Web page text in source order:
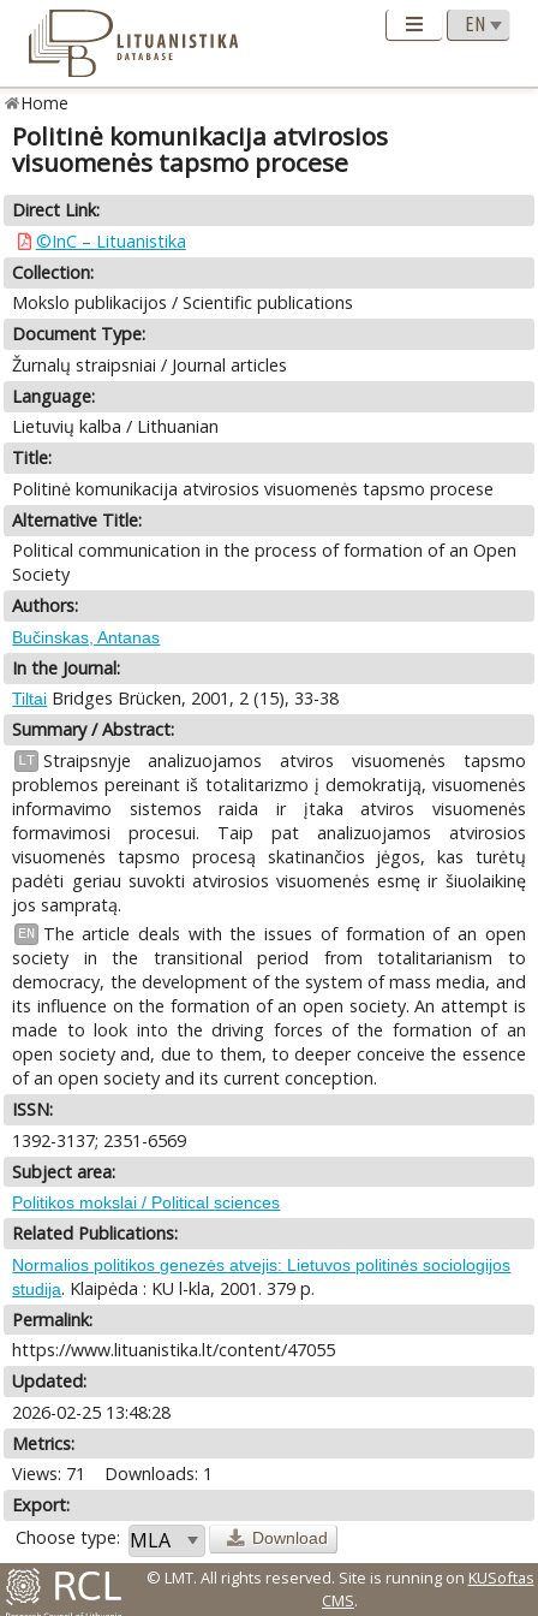
Home
Politinė komunikacija atvirosios
visuomenės tapsmo procese
Direct Link:
©InC – Lituanistika
Collection:
Mokslo publikacijos / Scientific publications
Document Type:
Žurnalų straipsniai / Journal articles
Language:
Lietuvių kalba / Lithuanian
Title:
Politinė komunikacija atvirosios visuomenės tapsmo procese
Alternative Title:
Political communication in the process of formation of an Open
Society
Authors:
Bučinskas, Antanas
In the Journal:
Tiltai Bridges Brücken, 2001, 2 (15), 33-38
Summary / Abstract:
LT Straipsnyje analizuojamos atviros visuomenės tapsmo
problemos pereinant iš totalitarizmo į demokratiją, visuomenės
informavimo sistemos raida ir įtaka atviros visuomenės
formavimosi procesui. Taip pat analizuojamos atvirosios
visuomenės tapsmo procesą skatinančios jėgos, kas turėtų
padėti geriau suvokti atvirosios visuomenės esmę ir šiuolaikinę
jos sampratą.
EN
The article deals with the issues of formation of an open
society in the transitional period from totalitarianism to
democracy, the development of the system of mass media, and
its influence on the formation of an open society. An attempt is
made to look into the driving forces of the formation of an
open society and, due to them, to deeper conceive the essence
of an open society and its current conception.
ISSN:
1392-3137; 2351-6569
Subject area:
Politikos mokslai / Political sciences
Related Publications:
Normalios politikos genezės atvejis: Lietuvos politinės sociologijos
studija. Klaipėda : KU l-kla, 2001. 379 p.
Permalink:
https://www.lituanistika.lt/content/47055
Updated:
2026-02-25 13:48:28
Metrics:
Views: 71
Downloads: 1
Export:
Choose type:
Download
© LMT. All rights reserved. Site is running on KUSoftas
CMS.